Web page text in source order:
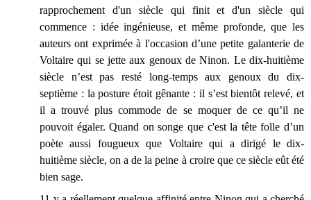
rapprochement d'un siècle qui finit et d'un siècle qui
commence : idée ingénieuse, et même profonde, que les
auteurs ont exprimée à l'occasion d’une petite galanterie de
Voltaire qui se jette aux genoux de Ninon. Le dix-huitième
siècle n’est pas resté long-temps aux genoux du dix-
septième : la posture étoit gênante : il s’est bientôt relevé, et
il a trouvé plus commode de se moquer de ce qu’il ne
pouvoit égaler. Quand on songe que c'est la tête folle d’un
poète aussi fougueux que Voltaire qui a dirigé le dix-
huitième siècle, on a de la peine à croire que ce siècle eût été
bien sage.